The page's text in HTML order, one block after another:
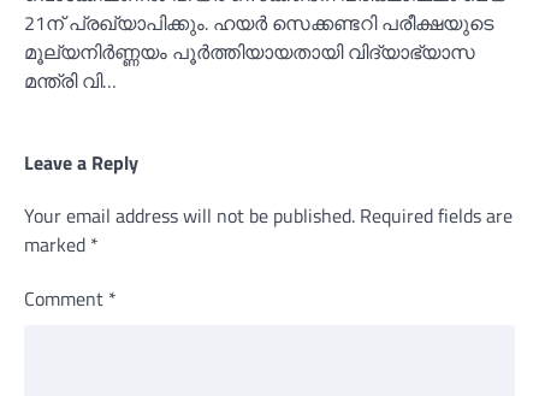
21ന് പ്രഖ്യാപിക്കും. ഹയര്‍ സെക്കണ്ടറി പരീക്ഷയുടെ
മൂല്യനിര്‍ണ്ണയം പൂര്‍ത്തിയായതായി വിദ്യാഭ്യാസ
മന്ത്രി വി…
Leave a Reply
Your email address will not be published. Required fields are
marked *
Comment *